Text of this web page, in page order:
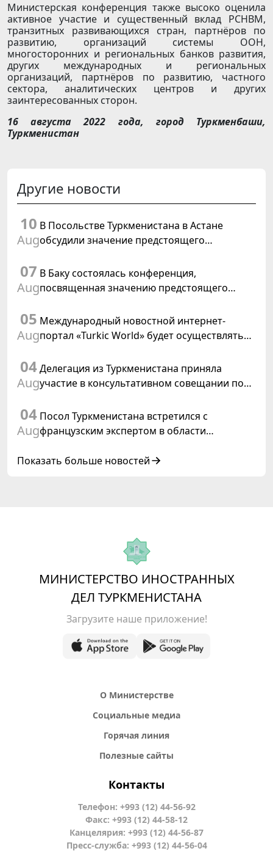
Министерская конференция также высоко оценила
активное участие и существенный вклад РСНВМ,
транзитных развивающихся стран, партнёров по
развитию, организаций системы ООН,
многосторонних и региональных банков развития,
других международных и региональных
организаций, партнёров по развитию, частного
сектора, аналитических центров и других
заинтересованных сторон.
16 августа 2022 года, город Туркменбаши,
Туркменистан
Другие новости
10
Aug
В Посольстве Туркменистана в Астане
обсудили значение предстоящего
07
Aug
В Баку состоялась конференция,
посвященная значению предстоящего
резолюции ООН «Год международного
права, 2028»
05
Aug
Международный новостной интернет-
портал «Turkic World» будет осуществлять
заседания Халк Маслахаты Туркменистана
04
Aug
Делегация из Туркменистана приняла
участие в консультативном совещании по
04
Aug
Посол Туркменистана встретился с
французским экспертом в области
Показать больше новостей
МИНИСТЕРСТВО ИНОСТРАННЫХ
ДЕЛ ТУРКМЕНИСТАНА
Загрузите наше приложение!
О Министерстве
Социальные медиа
Горячая линия
Полезные сайты
Контакты
Телефон: +993 (12) 44-56-92
Факс: +993 (12) 44-58-12
Канцелярия: +993 (12) 44-56-87
Пресс-служба: +993 (12) 44-56-04